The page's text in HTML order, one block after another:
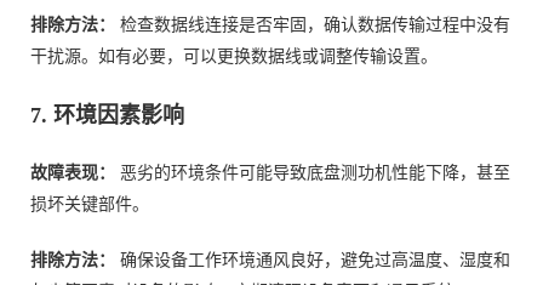
排除方法：
检查数据线连接是否牢固，确认数据传输过程中没有
干扰源。如有必要，可以更换数据线或调整传输设置。
7. 环境因素影响
故障表现：
恶劣的环境条件可能导致底盘测功机性能下降，甚至
损坏关键部件。
排除方法：
确保设备工作环境通风良好，避免过高温度、湿度和